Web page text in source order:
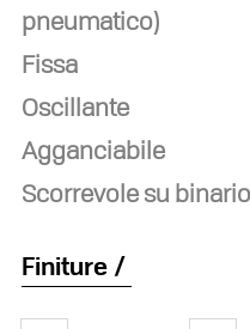
pneumatico)
Fissa
Oscillante
Agganciabile
Scorrevole su
Finiture